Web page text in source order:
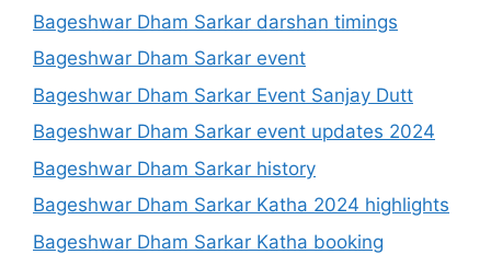
Bageshwar Dham Sarkar darshan timings
Bageshwar Dham Sarkar event
Bageshwar Dham Sarkar Event Sanjay Dutt
Bageshwar Dham Sarkar event updates 2024
Bageshwar Dham Sarkar history
Bageshwar Dham Sarkar Katha 2024 highlights
Bageshwar Dham Sarkar Katha booking